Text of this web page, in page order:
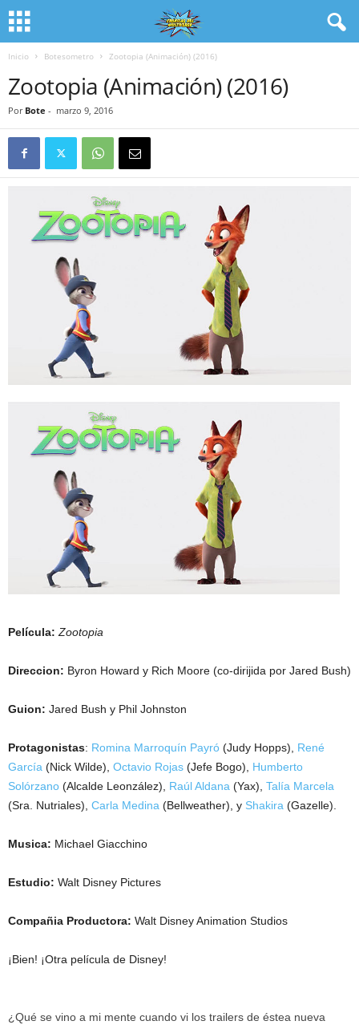
Inicio Botesometro Zootopia (Animación) (2016)
Zootopia (Animación) (2016)
Por Bote - marzo 9, 2016
Película: Zootopia
Direccion: Byron Howard y Rich Moore (co-dirijida por Jared Bush)
Guion: Jared Bush y Phil Johnston
Protagonistas: Romina Marroquín Payró (Judy Hopps), René
García (Nick Wilde), Octavio Rojas (Jefe Bogo), Humberto
Solórzano (Alcalde Leonzález), Raúl Aldana (Yax), Talía Marcela
(Sra. Nutriales), Carla Medina (Bellweather), y Shakira (Gazelle).
Musica: Michael Giacchino
Estudio: Walt Disney Pictures
Compañia Productora: Walt Disney Animation Studios
¡Bien! ¡Otra película de Disney!
¿Qué se vino a mi mente cuando vi los trailers de éstea nueva